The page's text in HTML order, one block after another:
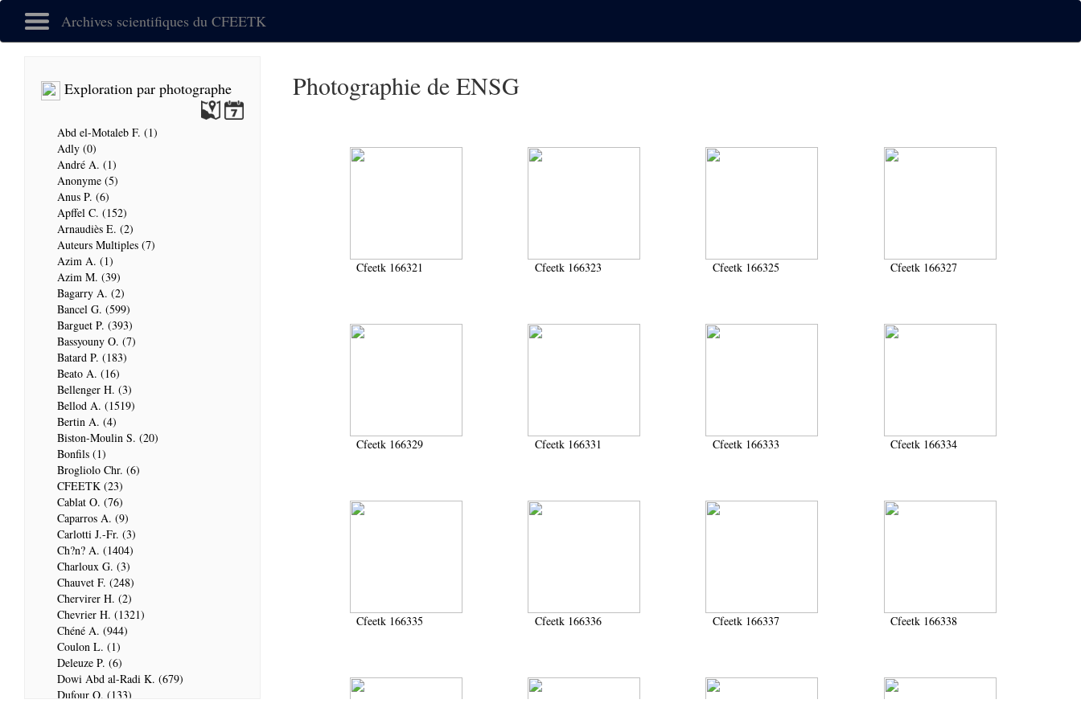
Archives scientifiques du CFEETK
Exploration par photographe
Abd el-Motaleb F. (1)
Adly (0)
André A. (1)
Anonyme (5)
Anus P. (6)
Apffel C. (152)
Arnaudiès E. (2)
Auteurs Multiples (7)
Azim A. (1)
Azim M. (39)
Bagarry A. (2)
Bancel G. (599)
Barguet P. (393)
Bassyouny O. (7)
Batard P. (183)
Beato A. (16)
Bellenger H. (3)
Bellod A. (1519)
Bertin A. (4)
Biston-Moulin S. (20)
Bonfils (1)
Brogliolo Chr. (6)
CFEETK (23)
Cablat O. (76)
Caparros A. (9)
Carlotti J.-Fr. (3)
Ch?n? A. (1404)
Charloux G. (3)
Chauvet F. (248)
Chervirer H. (2)
Chevrier H. (1321)
Chéné A. (944)
Coulon L. (1)
Deleuze P. (6)
Dowi Abd al-Radi K. (679)
Dufour Q. (133)
Photographie de ENSG
Cfeetk 166321 Cfeetk 166323 Cfeetk 166325 Cfeetk 166327
Cfeetk 166329 Cfeetk 166331 Cfeetk 166333 Cfeetk 166334
Cfeetk 166335 Cfeetk 166336 Cfeetk 166337 Cfeetk 166338